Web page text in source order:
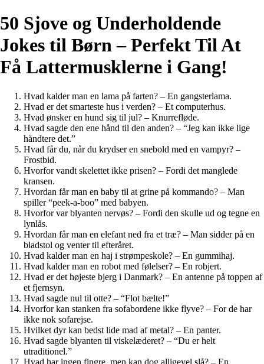
50 Sjove og Underholdende
Jokes til Børn – Perfekt Til At
Få Lattermusklerne i Gang!
Hvad kalder man en lama på farten? – En gangsterlama.
Hvad er det smarteste hus i verden? – Et computerhus.
Hvad ønsker en hund sig til jul? – Knurrefløde.
Hvad sagde den ene hånd til den anden? – “Jeg kan ikke lige
håndtere det.”
Hvad får du, når du krydser en snebold med en vampyr? –
Frostbid.
Hvorfor vandt skelettet ikke prisen? – Fordi det manglede
kransen.
Hvordan får man en baby til at grine på kommando? – Man
spiller “peek-a-boo” med babyen.
Hvorfor var blyanten nervøs? – Fordi den skulle ud og tegne en
lynlås.
Hvordan får man en elefant ned fra et træ? – Man sidder på en
bladstol og venter til efteråret.
Hvad kalder man en haj i strømpeskole? – En gummihaj.
Hvad kalder man en robot med følelser? – En robjert.
Hvad er det højeste bjerg i Danmark? – En antenne på toppen af
et fjernsyn.
Hvad sagde nul til otte? – “Flot bælte!”
Hvorfor kan stanken fra sofabordene ikke flyve? – For de har
ikke nok sofarejse.
Hvilket dyr kan bedst lide mad af metal? – En panter.
Hvad sagde blyanten til viskelæderet? – “Du er helt
utraditionel.”
Hvad har ingen fingre, men kan dog alligevel slå? – En